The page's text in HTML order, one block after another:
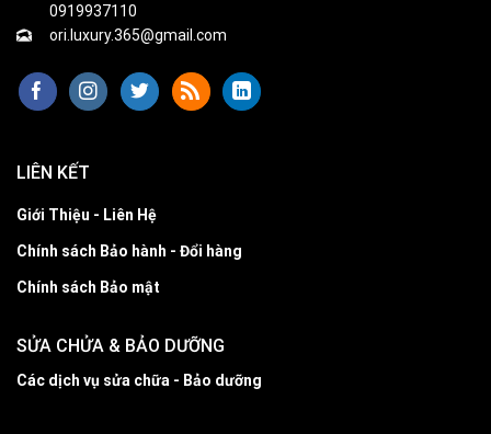
0919937110
ori.luxury.365@gmail.com
LIÊN KẾT
Giới Thiệu - Liên Hệ
Chính sách Bảo hành - Đổi hàng
Chính sách Bảo mật
SỬA CHỬA & BẢO DƯỠNG
Các dịch vụ sửa chữa - Bảo dưỡng